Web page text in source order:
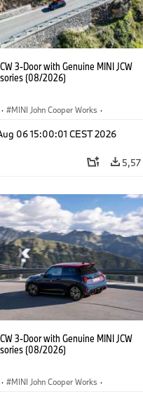
3-Door with Genuine MINI JCW
(08/2026)
· MINI John Cooper Works ·
εξοπλισμός, αξεσουάρ
06 15:00:01 CEST 2026
5,57
3-Door with Genuine MINI JCW
(08/2026)
· MINI John Cooper Works ·